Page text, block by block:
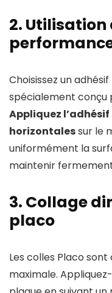
2.
Choisissez un
spécialement conçu
Appliquez
horizontalessur le
uniformément la
maintenir
3. Collage
placo
Les colles Placo
maximale.